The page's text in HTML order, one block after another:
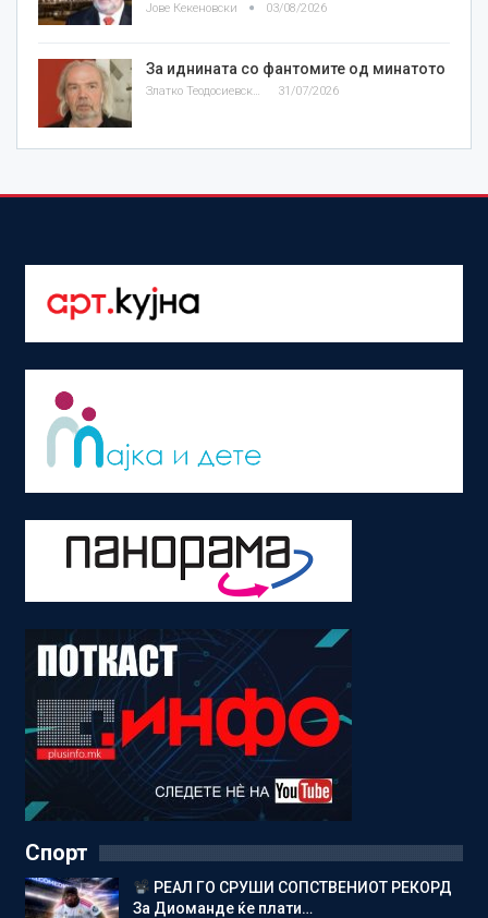
Јове Кекеновски 03/08/2026
За иднината со фантомите од минатото
Златко Теодосиевски 31/07/2026
Спорт
РЕАЛ ГО СРУШИ СОПСТВЕНИОТ РЕКОРД
За Диоманде ќе плати…